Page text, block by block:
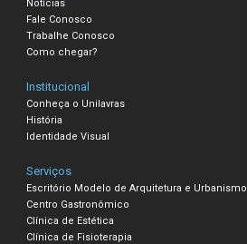
Notícias
Fale Conosco
Trabalhe Conosco
Como chegar?
Institucional
Conheça o Unilavras
História
Identidade Visual
Serviços
Escritório Modelo de Arquitetura e Urbanismo
Centro Gastronômico
Clínica de Estética
Clínica de Fisioterapia